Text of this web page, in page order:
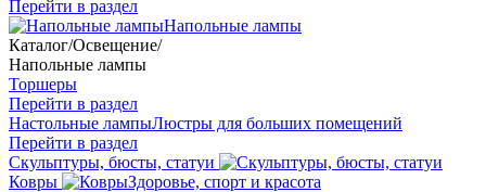
Перейти в раздел
Напольные лампы
Каталог/Освещение/
Напольные лампы
Торшеры
Перейти в раздел
Настольные лампыЛюстры для больших помещений
Перейти в раздел
Скульптуры, бюсты, статуи
Ковры
Здоровье, спорт и красота